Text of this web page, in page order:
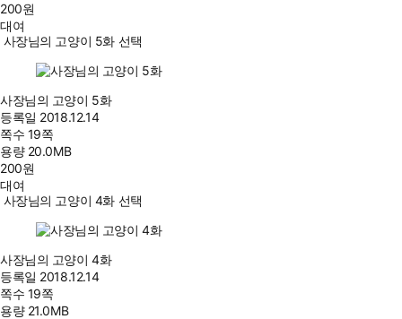
200원
대여
사장님의 고양이 5화 선택
사장님의 고양이 5화
등록일 2018.12.14
쪽수 19쪽
용량 20.0MB
200원
대여
사장님의 고양이 4화 선택
사장님의 고양이 4화
등록일 2018.12.14
쪽수 19쪽
용량 21.0MB